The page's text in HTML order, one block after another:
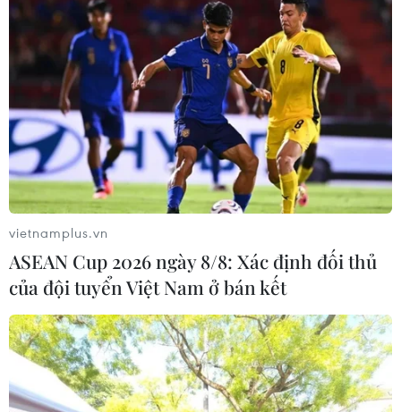
Apple thu hồi một số mẫu máy MacBook
Pro do lỗi pin quá nhiệt
21/06/2019 05:18
Ngày 20/6, Apple Inc cho biết sẽ thu hồi một số lượng
hạn chế các máy tính xách tay MacBook Pro 15inch vì lỗi
pin dễ bị quá nhiệt và gây ra rủi ro về an toàn cháy nổ.
vietnamplus.vn
ASEAN Cup 2026 ngày 8/8: Xác định đối thủ
của đội tuyển Việt Nam ở bán kết